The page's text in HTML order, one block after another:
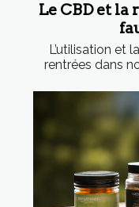
Le CBD et la
L’utilisation et
rentrées dans